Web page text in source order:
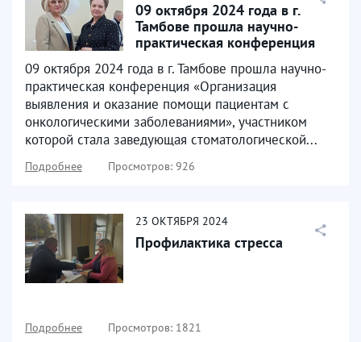
09 октября 2024 года в г.
Тамбове прошла научно-
практическая конференция
«Организация выявления...
09 октября 2024 года в г. Тамбове прошла научно-
практическая конференция «Организация
выявления и оказание помощи пациентам с
онкологическими заболеваниями», участником
которой стала заведующая стоматологической...
Подробнее Просмотров: 926
23 ОКТЯБРЯ 2024
Профилактика стресса
Подробнее Просмотров: 1821